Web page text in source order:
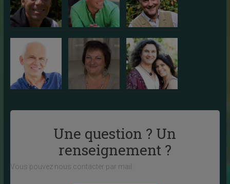
Une question ? Un
renseignement ?
Vous pouvez nous contacter par mail :